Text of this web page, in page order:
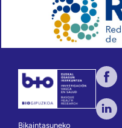
Bikaintasuneko